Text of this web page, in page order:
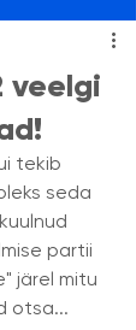
veelgi
tekib
seda
partii
järel mitu
otsa...